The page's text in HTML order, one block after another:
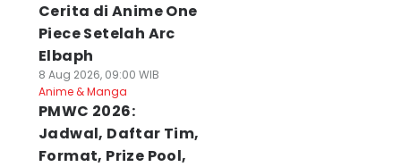
Cerita di Anime One
Piece Setelah Arc
Elbaph
8 Aug 2026, 09:00 WIB
Anime & Manga
PMWC 2026:
Jadwal, Daftar Tim,
Format, Prize Pool,